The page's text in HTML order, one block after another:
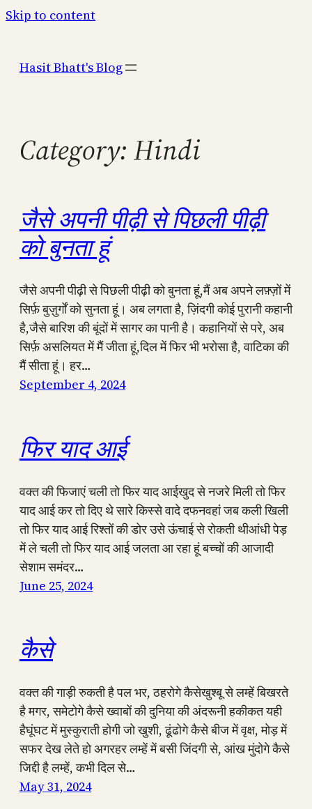
Skip to content
Hasit Bhatt's Blog
Category: Hindi
जैसे अपनी पीढ़ी से पिछली पीढ़ी
को बुनता हूं
जैसे अपनी पीढ़ी से पिछली पीढ़ी को बुनता हूं,मैं अब अपने लफ़्ज़ों में
सिर्फ़ बुज़ुर्गों को सुनता हूं। अब लगता है, ज़िंदगी कोई पुरानी कहानी
है,जैसे बारिश की बूंदों में सागर का पानी है। कहानियों से परे, अब
सिर्फ़ असलियत में मैं जीता हूं,दिल में फिर भी भरोसा है, वाटिका की
मैं सीता हूं। हर…
September 4, 2024
फिर याद आई
वक्त की फिजाएं चली तो फिर याद आईखुद से नजरे मिली तो फिर
याद आई कर तो दिए थे सारे किस्से वादे दफनवहां जब कली खिली
तो फिर याद आई रिश्तों की डोर उसे ऊंचाई से रोकती थीआंधी पेड़
में ले चली तो फिर याद आई जलता आ रहा हूं बच्चों की आजादी
सेशाम समंदर…
June 25, 2024
कैसे
वक्त की गाड़ी रुकती है पल भर, ठहरोगे कैसेखुश्बू से लम्हें बिखरते
है मगर, समेटोगे कैसे ख्वाबों की दुनिया की अंदरूनी हकीकत यही
हैघूंघट में मुस्कुराती होगी जो खुशी, ढूंढोगे कैसे बीज में वृक्ष, मोड़ में
सफर देख लेते हो अगरहर लम्हें में बसी जिंदगी से, आंख मुंदोगे कैसे
जिद्दी है लम्हें, कभी दिल से…
May 31, 2024